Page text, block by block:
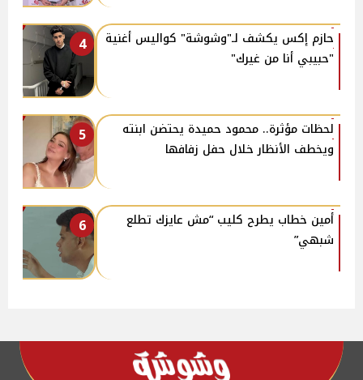
4
حازم إكس يكشف لـ"وشوشة" كواليس أغنية
"حبيبي أنا من غيرك"
5
لحظات مؤثرة.. محمود حميدة يحتضن ابنته
ويخطف الأنظار خلال حفل زفافها
6
أمين خطاب يطرح كليب “مش عايزك تطلع
شبهي”